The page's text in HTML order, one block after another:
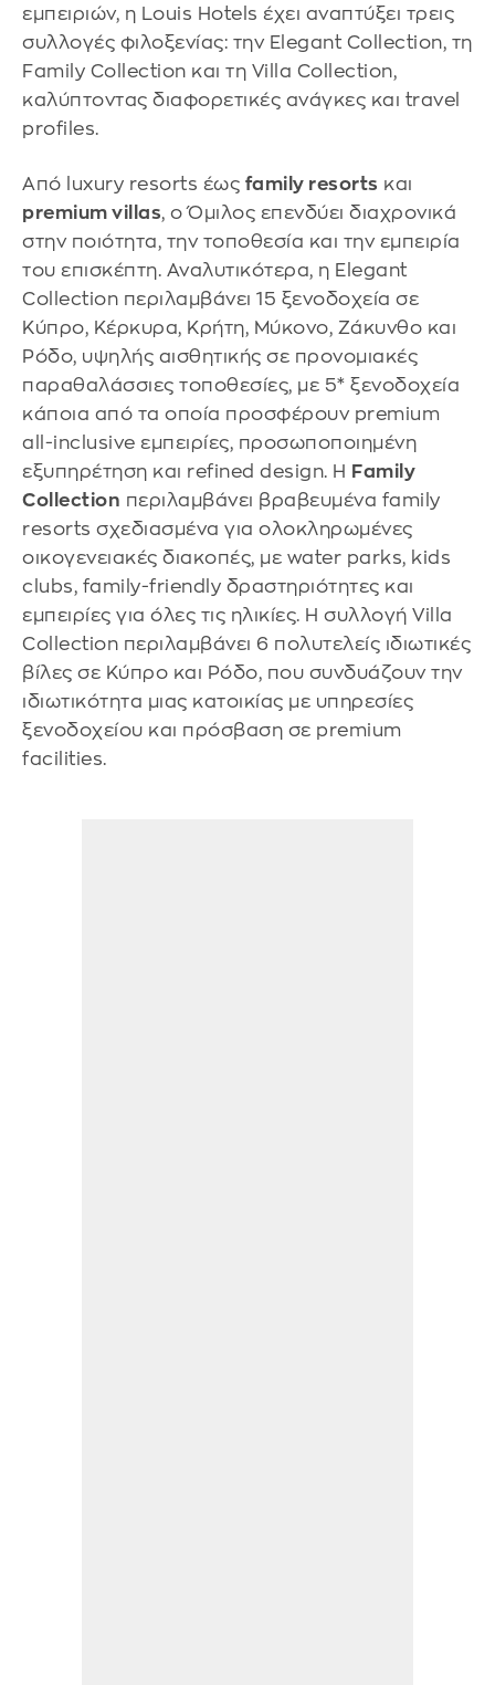
εμπειριών, η Louis Hotels έχει αναπτύξει τρεις
συλλογές φιλοξενίας: την Elegant Collection, τη
Family Collection και τη Villa Collection,
καλύπτοντας διαφορετικές ανάγκες και travel
profiles.
Από luxury resorts έως family resorts και
premium villas, ο Όμιλος επενδύει διαχρονικά
στην ποιότητα, την τοποθεσία και την εμπειρία
του επισκέπτη. Αναλυτικότερα, η Elegant
Collection περιλαμβάνει 15 ξενοδοχεία σε
Κύπρο, Κέρκυρα, Κρήτη, Μύκονο, Ζάκυνθο και
Ρόδο, υψηλής αισθητικής σε προνομιακές
παραθαλάσσιες τοποθεσίες, με 5* ξενοδοχεία
κάποια από τα οποία προσφέρουν premium
all-inclusive εμπειρίες, προσωποποιημένη
εξυπηρέτηση και refined design. Η Family
Collection περιλαμβάνει βραβευμένα family
resorts σχεδιασμένα για ολοκληρωμένες
οικογενειακές διακοπές, με water parks, kids
clubs, family-friendly δραστηριότητες και
εμπειρίες για όλες τις ηλικίες. Η συλλογή Villa
Collection περιλαμβάνει 6 πολυτελείς ιδιωτικές
βίλες σε Κύπρο και Ρόδο, που συνδυάζουν την
ιδιωτικότητα μιας κατοικίας με υπηρεσίες
ξενοδοχείου και πρόσβαση σε premium
facilities.